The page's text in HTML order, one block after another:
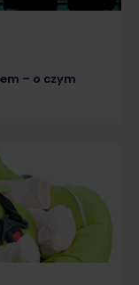
– o czym